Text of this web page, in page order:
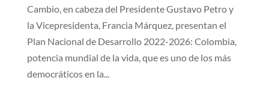
Cambio, en cabeza del Presidente Gustavo Petro y
la Vicepresidenta, Francia Márquez, presentan el
Plan Nacional de Desarrollo 2022-2026: Colombia,
potencia mundial de la vida, que es uno de los más
democráticos en la...